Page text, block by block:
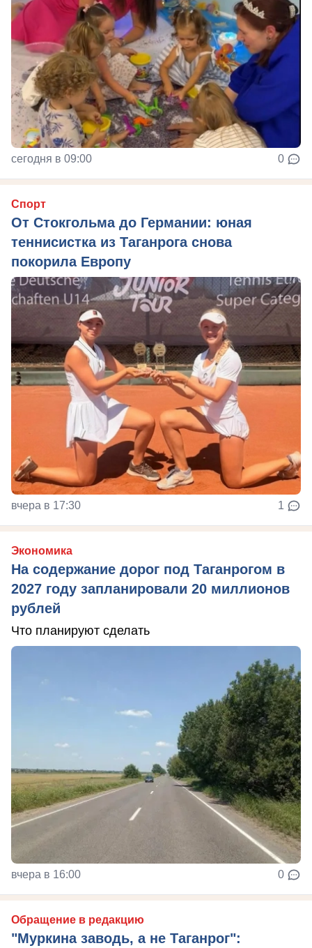
сегодня в 09:00 0
Спорт
От Стокгольма до Германии: юная
теннисистка из Таганрога снова
покорила Европу
вчера в 17:30 1
Экономика
На содержание дорог под Таганрогом в
2027 году запланировали 20 миллионов
рублей
Что планируют сделать
вчера в 16:00 0
Обращение в редакцию
"Муркина заводь, а не Таганрог":